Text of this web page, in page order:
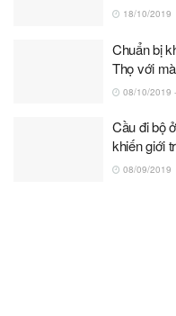
18/10/2019
Chuẩn bị
Thọ với
08/10/2019
Cầu đi bộ
khiến giới
08/09/2019